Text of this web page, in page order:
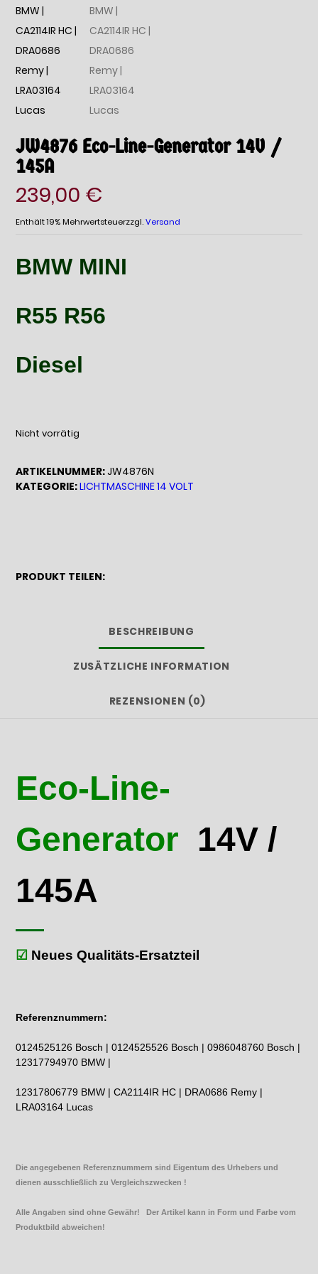
JW4876 Eco-Line-Generator 14V /
145A
239,00 €
Enthält 19% Mehrwertsteuerzzgl.Versand
BMW MINI
R55 R56
Diesel
Nicht vorrätig
ARTIKELNUMMER:JW4876N
KATEGORIE:LICHTMASCHINE 14 VOLT
PRODUKT TEILEN:
BESCHREIBUNG
ZUSÄTZLICHE INFORMATION
REZENSIONEN (0)
Eco-Line-
Generator 14V /
145A
☑ Neues Qualitäts-Ersatzteil
Referenznummern:
0124525126 Bosch | 0124525526 Bosch | 0986048760 Bosch |
12317794970 BMW |
12317806779 BMW | CA2114IR HC | DRA0686 Remy |
LRA03164 Lucas
Die angegebenen Referenznummern sind Eigentum des Urhebers und
dienen ausschließlich zu Vergleichszwecken !
Alle Angaben sind ohne Gewähr! Der Artikel kann in Form und Farbe vom
Produktbild abweichen!